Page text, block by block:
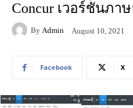
Concur เวอร์ชันภา
By Admin August 10, 2021
Facebook X